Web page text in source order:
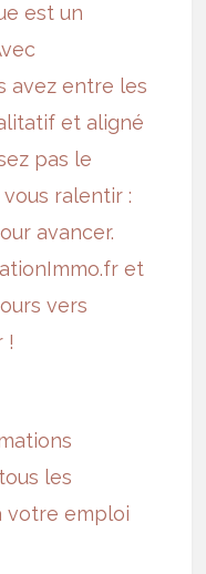
est un
avez entre les
et aligné
pas le
ralentir :
avancer.
et
vers
!
les
votre emploi